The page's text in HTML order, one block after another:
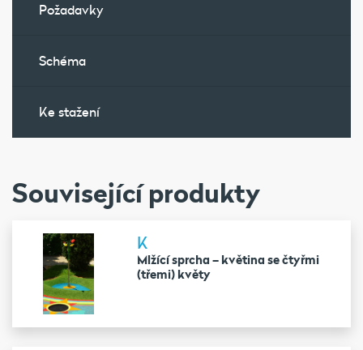
Požadavky
Schéma
Ke stažení
Související produkty
K
Mlžící sprcha – květina se čtyřmi
(třemi) květy